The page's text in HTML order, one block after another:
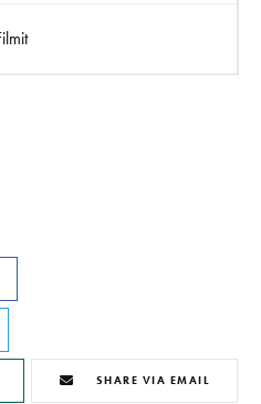
SHARE VIA EMAIL